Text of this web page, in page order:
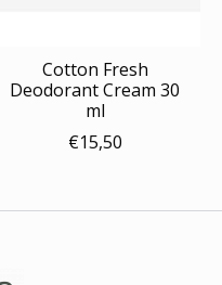
Cotton Fresh
Deodorant Cream 30
ml
€15,50